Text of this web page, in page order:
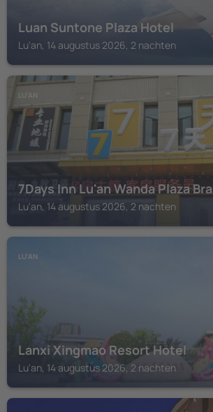
Luan Suntone Plaza Hotel
Lu'an, 14 augustus 2026, 2 nachten
LU'AN
7Days Inn Lu'an Wanda Plaza
Lu'an, 14 augustus 2026, 2 nachten
LU'AN
Lanxi Xingmao Resort Hotel
Lu'an, 14 augustus 2026, 2 nachten